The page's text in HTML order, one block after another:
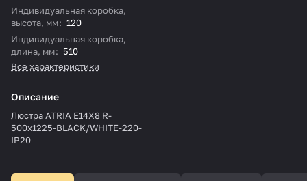
Индивидуальная коробка,
высота, мм: 120
Индивидуальная коробка,
длина, мм: 510
Все характеристики
Описание
Люстра ATRIA Е14Х8 R-
500x1225-BLACK/WHITE-220-
IP20